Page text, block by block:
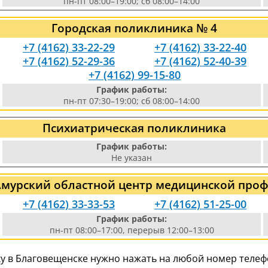
Городская поликлиника № 4
+7 (4162) 33-22-29
+7 (4162) 33-22-40
+7 (4162) 52-29-36
+7 (4162) 52-40-39
+7 (4162) 99-15-80
График работы:
пн-пт 07:30–19:00; сб 08:00–14:00
Психиатрическая поликлиника
График работы:
Не указан
областной центр медицинской
+7 (4162) 33-33-53 +7 (4162) 51-25-00
График работы:
пн-пт 08:00–17:00, перерыв 12:00–13:00
Благовещенске нужно нажать на любой номер